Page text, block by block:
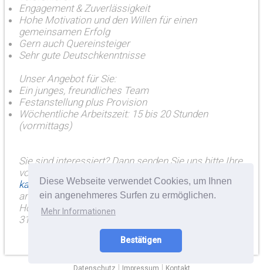
Diese Webseite verwendet Cookies, um Ihnen
ein angenehmeres Surfen zu ermöglichen.
Mehr Informationen
Bestätigen
Engagement & Zuverlässigkeit
Hohe Motivation und den Willen für einen
gemeinsamen Erfolg
Gern auch Quereinsteiger
Sehr gute Deutschkenntnisse
Unser Angebot für Sie:
Ein junges, freundliches Team
Festanstellung plus Provision
Wöchentliche Arbeitszeit: 15 bis 20 Stunden
(vormittags)
Sie sind interessiert? Dann senden Sie uns bitte Ihre
vollständigen Bewerbungsunterlagen per Mail an
karriere@hoffmann-regio-media.deoder postalisch
an:
Hoffmann Regio Media GmbH, Hauptstraße 38A,
31515 Wunstorf
Datenschutz | Impressum | Kontakt